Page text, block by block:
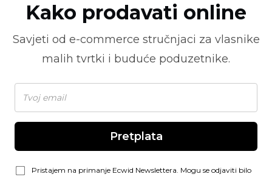
Kako prodavati online
Savjeti od e-commerce stručnjaci za vlasnike
malih tvrtki i buduće poduzetnike.
Pretplata
Pristajem na primanje Ecwid Newslettera. Mogu se odjaviti bilo